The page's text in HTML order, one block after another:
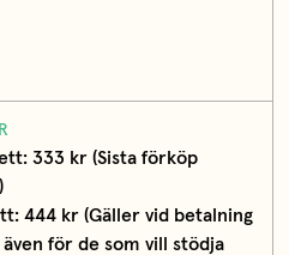
333 kr (Sista förköp
444 kr (Gäller vid betalning
för de som vill stödja